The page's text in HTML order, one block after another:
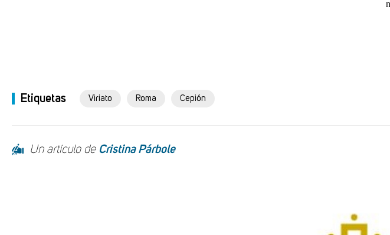
Etiquetas Viriato Roma Cepión
Un artículo de Cristina Párbole